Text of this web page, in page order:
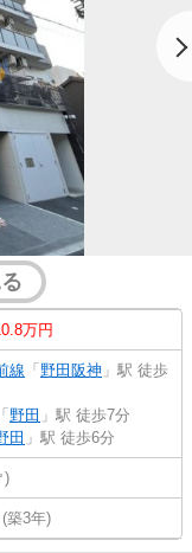
万円
線 「 野田阪神 」駅 徒歩
「 野田 」駅 徒歩7分
田 」駅 徒歩6分
)
築3年)